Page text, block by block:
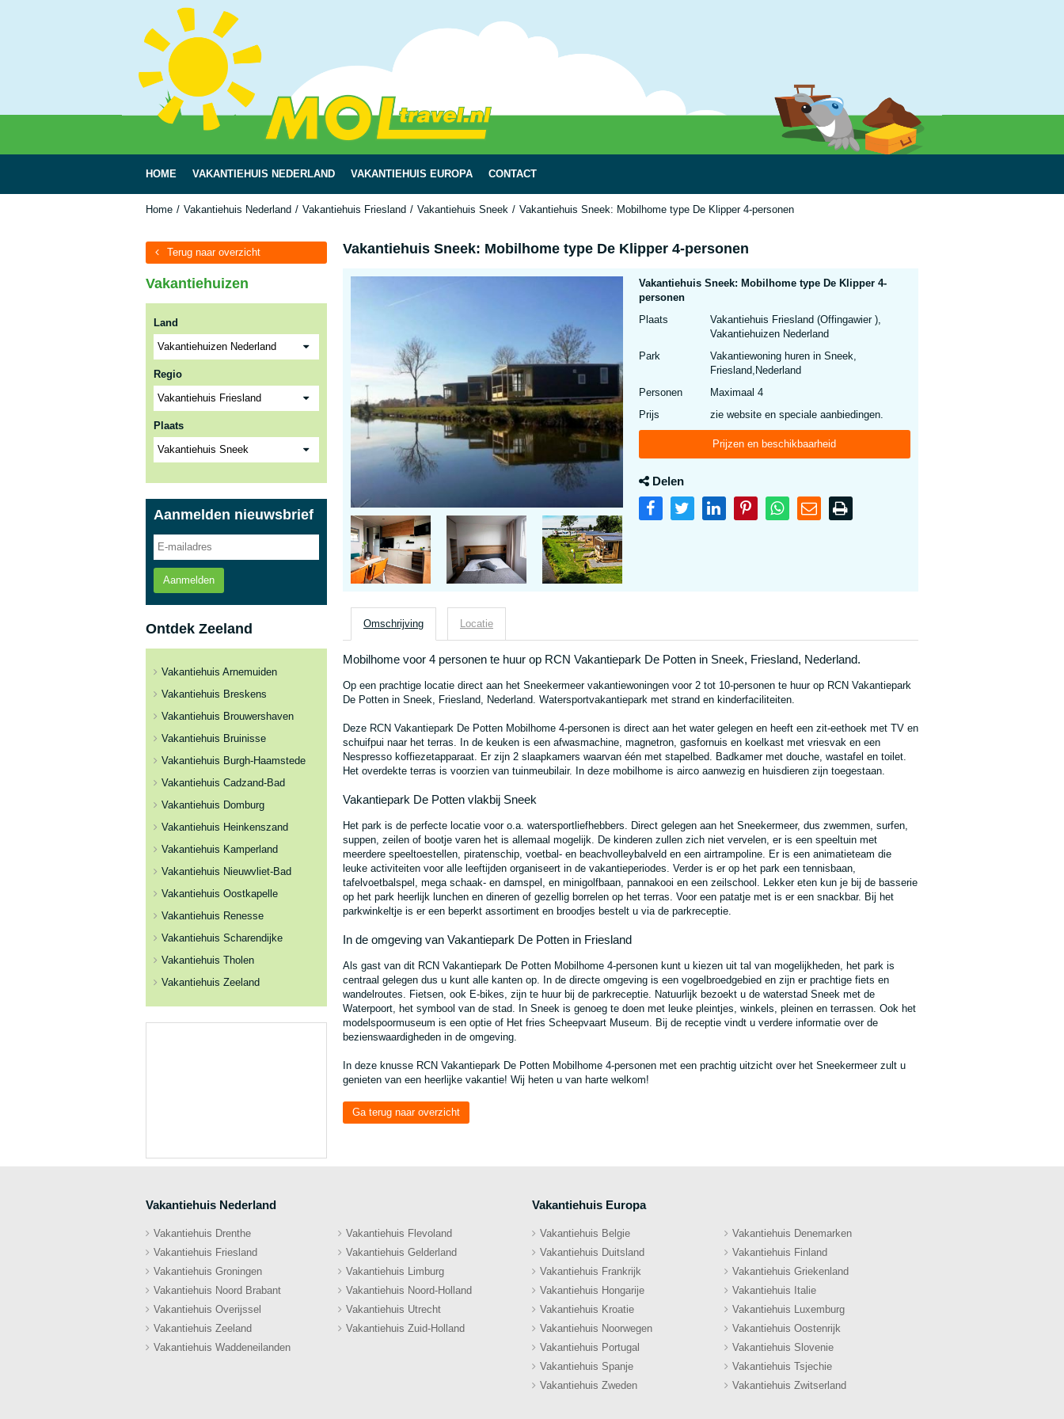
HOME VAKANTIEHUIS NEDERLAND VAKANTIEHUIS EUROPA CONTACT
Home Vakantiehuis Nederland Vakantiehuis Friesland Vakantiehuis Sneek Vakantiehuis Sneek: Mobilhome type De Klipper 4-personen
Vakantiehuis Sneek: Mobilhome type De Klipper 4-personen
Vakantiehuis Sneek: Mobilhome type De Klipper 4-
personen
Plaats
Vakantiehuis Friesland (Offingawier ),
Vakantiehuizen Nederland
Park
Vakantiewoning huren in Sneek,
Friesland,Nederland
Personen
Maximaal 4
Prijs
zie website en speciale aanbiedingen.
Prijzen en beschikbaarheid
Delen
Omschrijving Locatie
Mobilhome voor 4 personen te huur op RCN Vakantiepark De Potten in Sneek, Friesland, Nederland.
Op een prachtige locatie direct aan het Sneekermeer vakantiewoningen voor 2 tot 10-personen te huur op RCN Vakantiepark
De Potten in Sneek, Friesland, Nederland. Watersportvakantiepark met strand en kinderfaciliteiten.
Deze RCN Vakantiepark De Potten Mobilhome 4-personen is direct aan het water gelegen en heeft een zit-eethoek met TV en
schuifpui naar het terras. In de keuken is een afwasmachine, magnetron, gasfornuis en koelkast met vriesvak en een
Nespresso koffiezetapparaat. Er zijn 2 slaapkamers waarvan één met stapelbed. Badkamer met douche, wastafel en toilet.
Het overdekte terras is voorzien van tuinmeubilair. In deze mobilhome is airco aanwezig en huisdieren zijn toegestaan.
Vakantiepark De Potten vlakbij Sneek
Het park is de perfecte locatie voor o.a. watersportliefhebbers. Direct gelegen aan het Sneekermeer, dus zwemmen, surfen,
suppen, zeilen of bootje varen het is allemaal mogelijk. De kinderen zullen zich niet vervelen, er is een speeltuin met
meerdere speeltoestellen, piratenschip, voetbal- en beachvolleybalveld en een airtrampoline. Er is een animatieteam die
leuke activiteiten voor alle leeftijden organiseert in de vakantieperiodes. Verder is er op het park een tennisbaan,
tafelvoetbalspel, mega schaak- en damspel, en minigolfbaan, pannakooi en een zeilschool. Lekker eten kun je bij de basserie
op het park heerlijk lunchen en dineren of gezellig borrelen op het terras. Voor een patatje met is er een snackbar. Bij het
parkwinkeltje is er een beperkt assortiment en broodjes bestelt u via de parkreceptie.
In de omgeving van Vakantiepark De Potten in Friesland
Als gast van dit RCN Vakantiepark De Potten Mobilhome 4-personen kunt u kiezen uit tal van mogelijkheden, het park is
centraal gelegen dus u kunt alle kanten op. In de directe omgeving is een vogelbroedgebied en zijn er prachtige fiets en
wandelroutes. Fietsen, ook E-bikes, zijn te huur bij de parkreceptie. Natuurlijk bezoekt u de waterstad Sneek met de
Waterpoort, het symbool van de stad. In Sneek is genoeg te doen met leuke pleintjes, winkels, pleinen en terrassen. Ook het
modelspoormuseum is een optie of Het fries Scheepvaart Museum. Bij de receptie vindt u verdere informatie over de
bezienswaardigheden in de omgeving.
In deze knusse RCN Vakantiepark De Potten Mobilhome 4-personen met een prachtig uitzicht over het Sneekermeer zult u
genieten van een heerlijke vakantie! Wij heten u van harte welkom!
Ga terug naar overzicht
Terug naar overzicht
Vakantiehuizen
Land
Regio
Plaats
Aanmelden nieuwsbrief
Aanmelden
Ontdek Zeeland
Vakantiehuis Arnemuiden
Vakantiehuis Breskens
Vakantiehuis Brouwershaven
Vakantiehuis Bruinisse
Vakantiehuis Burgh-Haamstede
Vakantiehuis Cadzand-Bad
Vakantiehuis Domburg
Vakantiehuis Heinkenszand
Vakantiehuis Kamperland
Vakantiehuis Nieuwvliet-Bad
Vakantiehuis Oostkapelle
Vakantiehuis Renesse
Vakantiehuis Scharendijke
Vakantiehuis Tholen
Vakantiehuis Zeeland
Vakantiehuis Nederland
Vakantiehuis Drenthe
Vakantiehuis Flevoland
Vakantiehuis Friesland
Vakantiehuis Gelderland
Vakantiehuis Groningen
Vakantiehuis Limburg
Vakantiehuis Noord Brabant
Vakantiehuis Noord-Holland
Vakantiehuis Overijssel
Vakantiehuis Utrecht
Vakantiehuis Zeeland
Vakantiehuis Zuid-Holland
Vakantiehuis Waddeneilanden
Vakantiehuis Europa
Vakantiehuis Belgie
Vakantiehuis Denemarken
Vakantiehuis Duitsland
Vakantiehuis Finland
Vakantiehuis Frankrijk
Vakantiehuis Griekenland
Vakantiehuis Hongarije
Vakantiehuis Italie
Vakantiehuis Kroatie
Vakantiehuis Luxemburg
Vakantiehuis Noorwegen
Vakantiehuis Oostenrijk
Vakantiehuis Portugal
Vakantiehuis Slovenie
Vakantiehuis Spanje
Vakantiehuis Tsjechie
Vakantiehuis Zweden
Vakantiehuis Zwitserland